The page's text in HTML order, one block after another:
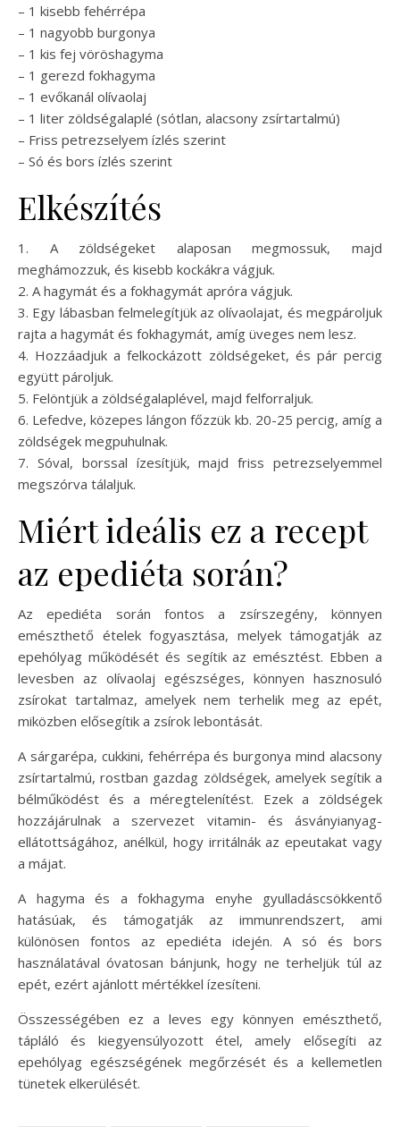
– 1 kisebb fehérrépa
– 1 nagyobb burgonya
– 1 kis fej vöröshagyma
– 1 gerezd fokhagyma
– 1 evőkanál olívaolaj
– 1 liter zöldségalaplé (sótlan, alacsony zsírtartalmú)
– Friss petrezselyem ízlés szerint
– Só és bors ízlés szerint
Elkészítés
1. A zöldségeket alaposan megmossuk, majd
meghámozzuk, és kisebb kockákra vágjuk.
2. A hagymát és a fokhagymát apróra vágjuk.
3. Egy lábasban felmelegítjük az olívaolajat, és megpároljuk
rajta a hagymát és fokhagymát, amíg üveges nem lesz.
4. Hozzáadjuk a felkockázott zöldségeket, és pár percig
együtt pároljuk.
5. Felöntjük a zöldségalaplével, majd felforraljuk.
6. Lefedve, közepes lángon főzzük kb. 20-25 percig, amíg a
zöldségek megpuhulnak.
7. Sóval, borssal ízesítjük, majd friss petrezselyemmel
megszórva tálaljuk.
Miért ideális ez a recept
az epediéta során?
Az epediéta során fontos a zsírszegény, könnyen
emészthető ételek fogyasztása, melyek támogatják az
epehólyag működését és segítik az emésztést. Ebben a
levesben az olívaolaj egészséges, könnyen hasznosuló
zsírokat tartalmaz, amelyek nem terhelik meg az epét,
miközben elősegítik a zsírok lebontását.
A sárgarépa, cukkini, fehérrépa és burgonya mind alacsony
zsírtartalmú, rostban gazdag zöldségek, amelyek segítik a
bélműködést és a méregtelenítést. Ezek a zöldségek
hozzájárulnak a szervezet vitamin- és ásványianyag-
ellátottságához, anélkül, hogy irritálnák az epeutakat vagy
a májat.
A hagyma és a fokhagyma enyhe gyulladáscsökkentő
hatásúak, és támogatják az immunrendszert, ami
különösen fontos az epediéta idején. A só és bors
használatával óvatosan bánjunk, hogy ne terheljük túl az
epét, ezért ajánlott mértékkel ízesíteni.
Összességében ez a leves egy könnyen emészthető,
tápláló és kiegyensúlyozott étel, amely elősegíti az
epehólyag egészségének megőrzését és a kellemetlen
tünetek elkerülését.